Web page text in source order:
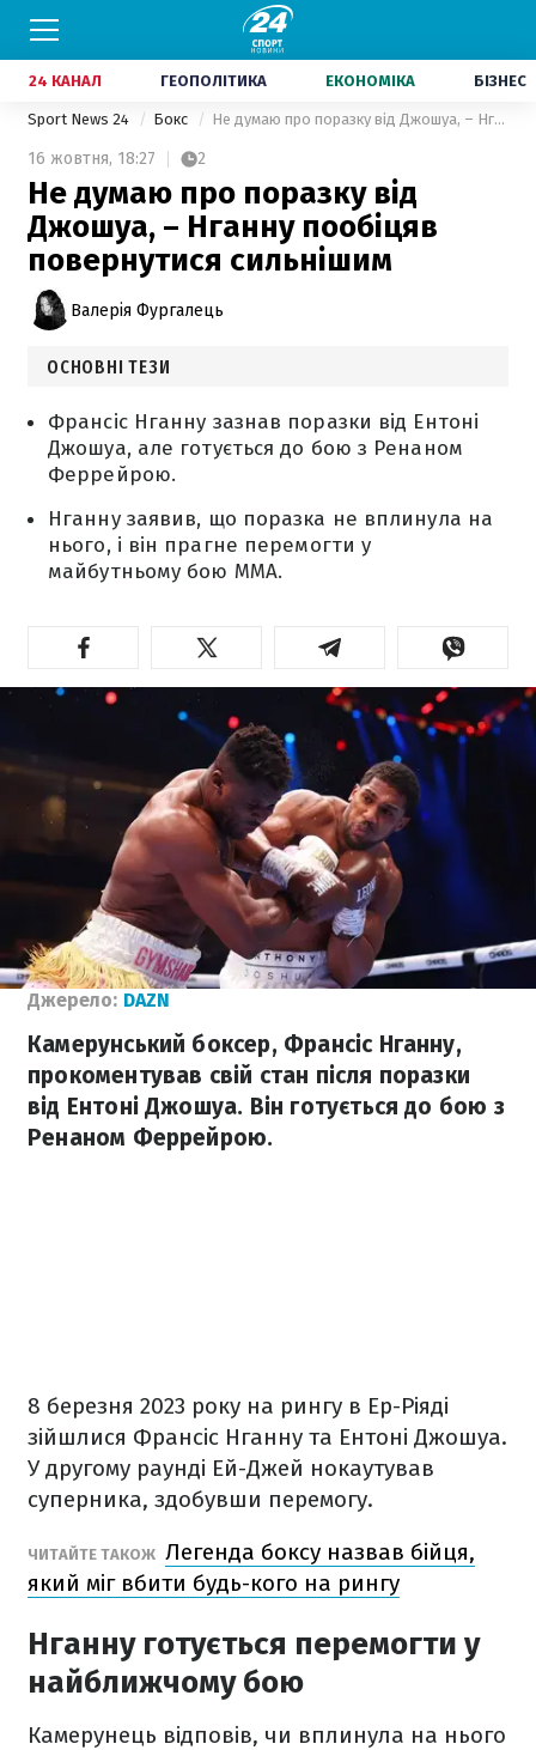
24 КАНАЛ ГЕОПОЛІТИКА ЕКОНОМІКА БІЗНЕС
Sport News 24 Бокс Не думаю про поразку від Джошуа, – Нганну пообіцяв повернутися сильнішим
16 жовтня, 18:27 2
Не думаю про поразку від
Джошуа, – Нганну пообіцяв
повернутися сильнішим
Валерія Фургалець
ОСНОВНІ ТЕЗИ
Франсіс Нганну зазнав поразки від Ентоні
Джошуа, але готується до бою з Ренаном
Феррейрою.
Нганну заявив, що поразка не вплинула на
нього, і він прагне перемогти у
майбутньому бою MMA.
Джерело: DAZN
Камерунський боксер, Франсіс Нганну,
прокоментував свій стан після поразки
від Ентоні Джошуа. Він готується до бою з
Ренаном Феррейрою.
8 березня 2023 року на рингу в Ер-Ріяді
зійшлися Франсіс Нганну та Ентоні Джошуа.
У другому раунді Ей-Джей нокаутував
суперника, здобувши перемогу.
ЧИТАЙТЕ ТАКОЖ Легенда боксу назвав бійця,
який міг вбити будь-кого на рингу
Нганну готується перемогти у
найближчому бою
Камерунець відповів, чи вплинула на нього